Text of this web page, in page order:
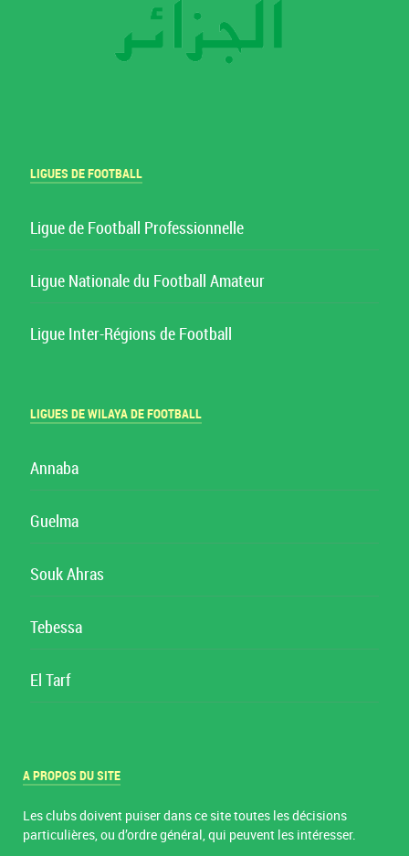
LIGUES DE FOOTBALL
Ligue de Football Professionnelle
Ligue Nationale du Football Amateur
Ligue Inter-Régions de Football
LIGUES DE WILAYA DE FOOTBALL
Annaba
Guelma
Souk Ahras
Tebessa
El Tarf
A PROPOS DU SITE
Les clubs doivent puiser dans ce site toutes les décisions
particulières, ou d’ordre général, qui peuvent les intéresser.